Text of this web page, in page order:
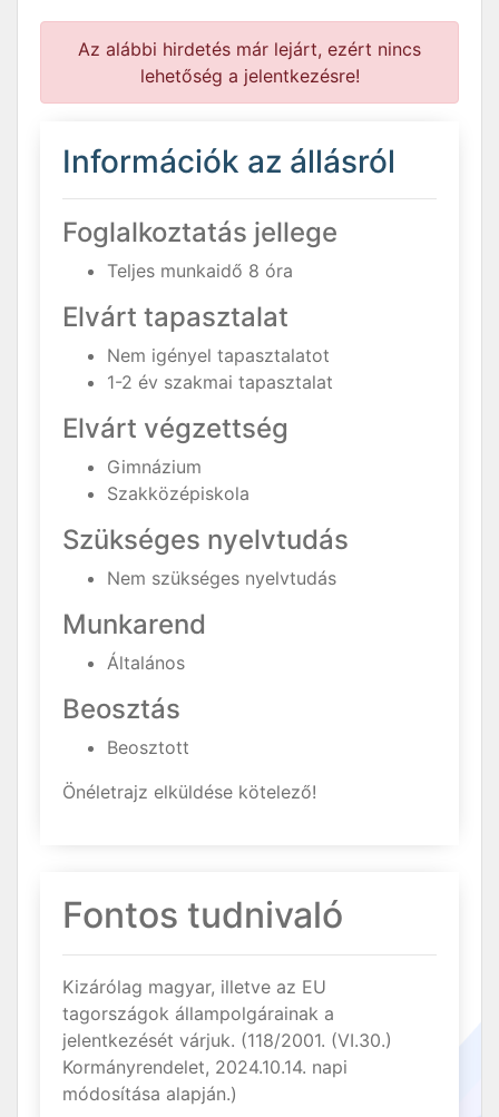
Az alábbi hirdetés már lejárt, ezért nincs
lehetőség a jelentkezésre!
Információk az állásról
Foglalkoztatás jellege
Teljes munkaidő 8 óra
Elvárt tapasztalat
Nem igényel tapasztalatot
1-2 év szakmai tapasztalat
Elvárt végzettség
Gimnázium
Szakközépiskola
Szükséges nyelvtudás
Nem szükséges nyelvtudás
Munkarend
Általános
Beosztás
Beosztott
Önéletrajz elküldése kötelező!
Fontos tudnivaló
Kizárólag magyar, illetve az EU
tagországok állampolgárainak a
jelentkezését várjuk. (118/2001. (VI.30.)
Kormányrendelet, 2024.10.14. napi
módosítása alapján.)